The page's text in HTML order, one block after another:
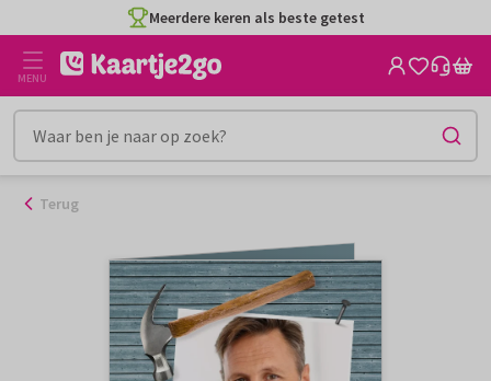
naar
inhoud
Meerdere keren als beste getest
MENU
Terug